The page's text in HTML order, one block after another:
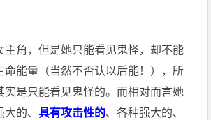
主角，但是她只能看见鬼怪，却不能
命能量（当然不否认以后能！），所
实是只能看见鬼怪的。而相对而言她
大的、具有攻击性的、各种强大的、